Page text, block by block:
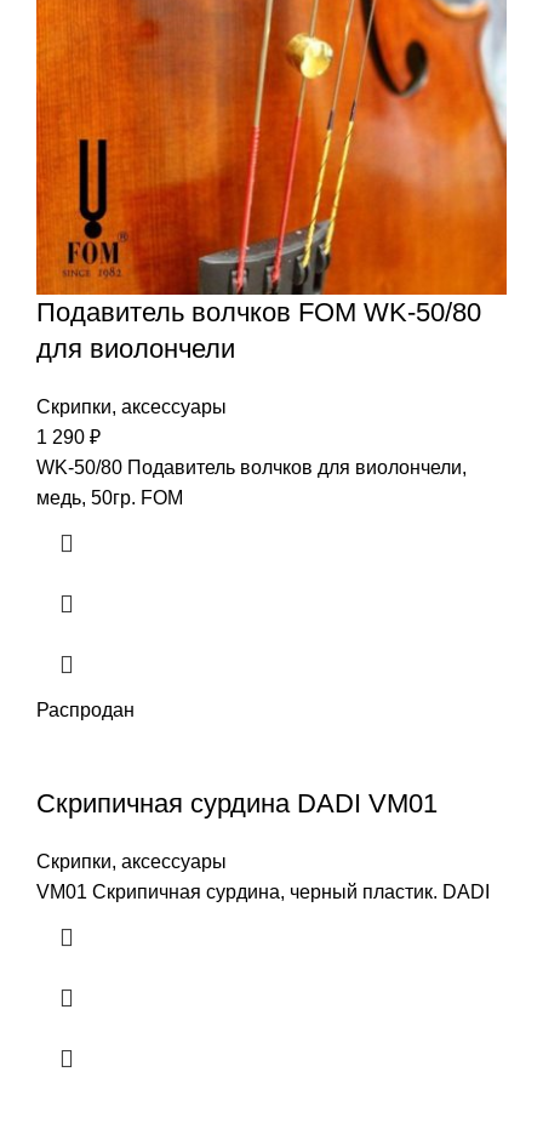
Подавитель волчков FOM WK-50/80
для виолончели
Скрипки, аксессуары
1 290 ₽
WK-50/80 Подавитель волчков для виолончели,
медь, 50гр. FOM
Распродан
Скрипичная сурдина DADI VM01
Скрипки, аксессуары
VM01 Скрипичная сурдина, черный пластик. DADI